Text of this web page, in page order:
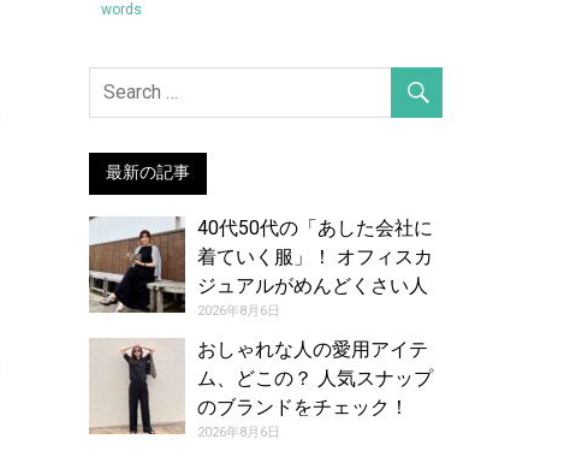
words
最新の記事
40代50代の「あした会社に
着ていく服」！ オフィスカ
ジュアルがめんどくさい人
のお手本コーデ【8月7日
夏】
2026年8月6日
おしゃれな人の愛用アイテ
ム、どこの？ 人気スナップ
のブランドをチェック！
（2026年7月26日号）
2026年8月6日